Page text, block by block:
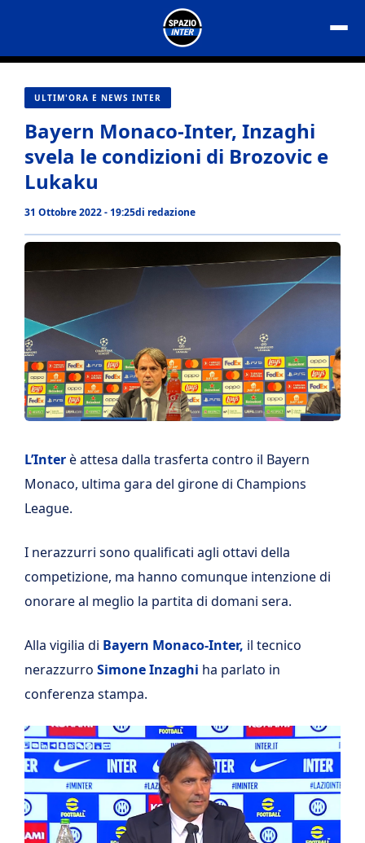
contenuto
ULTIM'ORA E NEWS INTER
Bayern Monaco-Inter, Inzaghi
svela le condizioni di Brozovic e
Lukaku
31 Ottobre 2022 - 19:25di redazione
L’Interè attesa dalla trasferta contro il Bayern
Monaco, ultima gara del girone di Champions
League.
I nerazzurri sono qualificati agli ottavi della
competizione, ma hanno comunque intenzione di
onorare al meglio la partita di domani sera.
Alla vigilia di Bayern Monaco-Inter, il tecnico
nerazzurro Simone Inzaghi ha parlato in
conferenza stampa.